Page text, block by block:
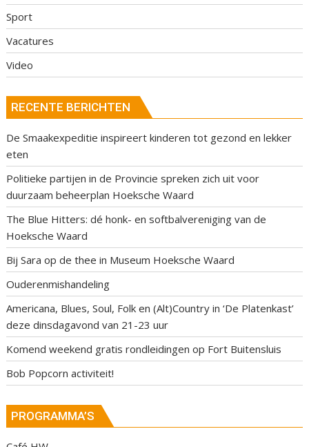
Sport
Vacatures
Video
RECENTE BERICHTEN
De Smaakexpeditie inspireert kinderen tot gezond en lekker
eten
Politieke partijen in de Provincie spreken zich uit voor
duurzaam beheerplan Hoeksche Waard
The Blue Hitters: dé honk- en softbalvereniging van de
Hoeksche Waard
Bij Sara op de thee in Museum Hoeksche Waard
Ouderenmishandeling
Americana, Blues, Soul, Folk en (Alt)Country in ‘De Platenkast’
deze dinsdagavond van 21-23 uur
Komend weekend gratis rondleidingen op Fort Buitensluis
Bob Popcorn activiteit!
PROGRAMMA’S